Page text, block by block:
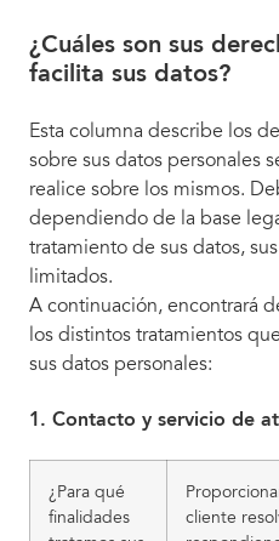
¿Cuáles son sus
facilita sus datos?
Esta columna describe los
sobre sus datos personales
realice sobre los mismos.
dependiendo de la base
tratamiento de sus datos,
limitados.
A continuación, encontrará
los distintos tratamientos
sus datos personales:
1. Contacto y servicio de
¿Para qué
finalidades
cliente